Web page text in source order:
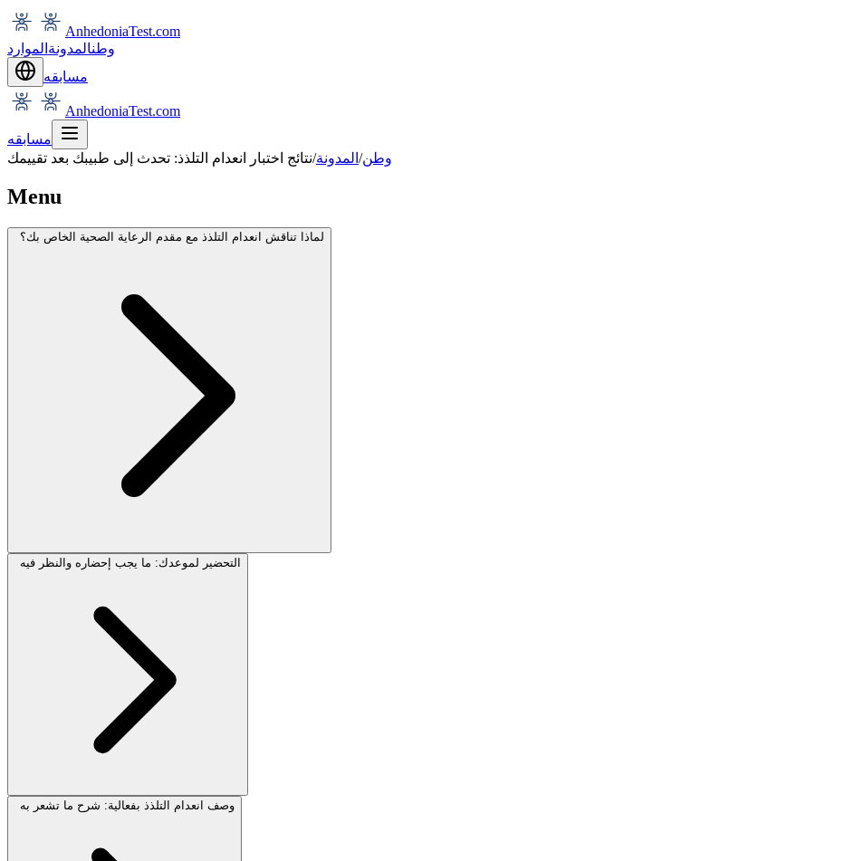
AnhedoniaTest.com
وطنالمدونة الموارد
مسابقه
AnhedoniaTest.com
مسابقه
وطن/ المدونة/نتائج اختبار انعدام التلذذ: تحدث إلى طبيبك بعد تقييمك
Menu
لماذا تناقش انعدام التلذذ مع مقدم الرعاية الصحية الخاص بك؟
التحضير لموعدك: ما يجب إحضاره والنظر فيه
وصف انعدام التلذذ بفعالية: شرح ما تشعر به